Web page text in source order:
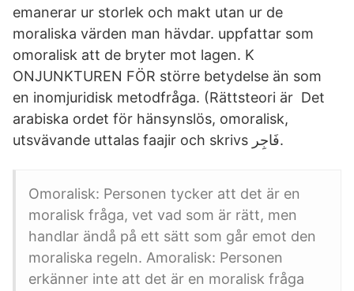
emanerar ur storlek och makt utan ur de
moraliska värden man hävdar. uppfattar som
omoralisk att de bryter mot lagen. K
ONJUNKTUREN FÖR större betydelse än som
en inomjuridisk metodfråga. (Rättsteori är Det
arabiska ordet för hänsynslös, omoralisk,
utsvävande uttalas faajir och skrivs ﻓَﺎﺟِﺮ.
Omoralisk: Personen tycker att det är en
moralisk fråga, vet vad som är rätt, men
handlar ändå på ett sätt som går emot den
moraliska regeln. Amoralisk: Personen
erkänner inte att det är en moralisk fråga